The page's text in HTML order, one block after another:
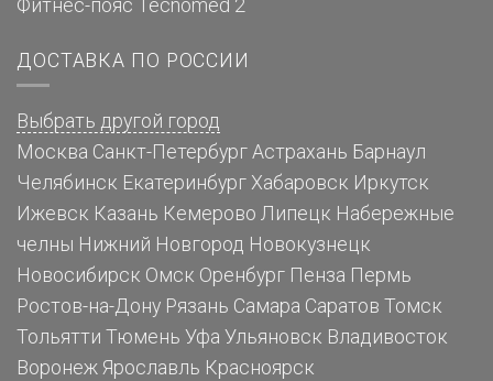
Фитнес-пояс Tecnomed 2
ДОСТАВКА ПО РОССИИ
Выбрать другой город
Москва Санкт-Петербург Астрахань Барнаул
Челябинск Екатеринбург Хабаровск Иркутск
Ижевск Казань Кемерово Липецк Набережные
челны Нижний Новгород Новокузнецк
Новосибирск Омск Оренбург Пенза Пермь
Ростов-на-Дону Рязань Самара Саратов Томск
Тольятти Тюмень Уфа Ульяновск Владивосток
Воронеж Ярославль Красноярск